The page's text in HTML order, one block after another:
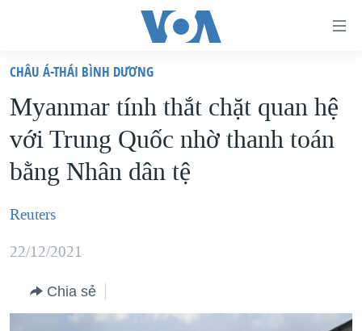
truy
cập
Tới
nội
chính
điều
hướng
chính
VIỆT NAM
HOA KỲ
BIỂN ĐÔNG
THẾ GIỚI
DIỄN ĐÀN
MỤC
TỰ DO BÁO CHÍ
CHUYÊN ĐỀ
CHÂU Á-THÁI BÌNH DƯƠNG
Myanmar tính thắt chặt quan hệ
với Trung Quốc nhờ thanh toán
bằng Nhân dân tệ
Reuters
22/12/2021
Chia sẻ